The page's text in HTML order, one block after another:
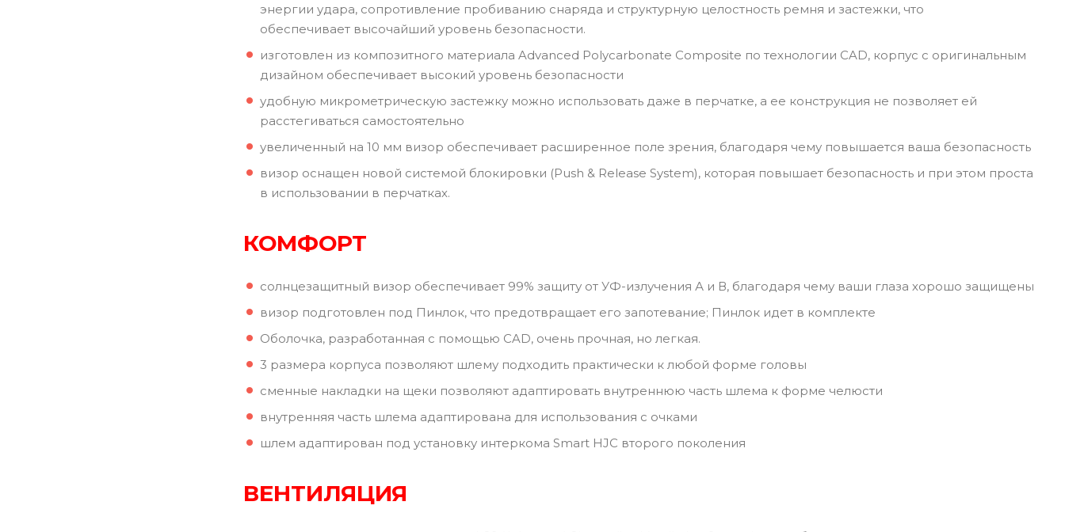
энергии удара, сопротивление пробиванию снаряда и структурную целостность ремня и застежки, что
обеспечивает высочайший уровень безопасности.
изготовлен из композитного материала Advanced Polycarbonate Composite по технологии CAD, корпус с оригинальным
дизайном обеспечивает высокий уровень безопасности
удобную микрометрическую застежку можно использовать даже в перчатке, а ее конструкция не позволяет ей
расстегиваться самостоятельно
увеличенный на 10 мм визор обеспечивает расширенное поле зрения, благодаря чему повышается ваша безопасность
визор оснащен новой системой блокировки (Push & Release System), которая повышает безопасность и при этом проста
в использовании в перчатках.
КОМФОРТ
солнцезащитный визор обеспечивает 99% защиту от УФ-излучения А и В, благодаря чему ваши глаза хорошо защищены
визор подготовлен под Пинлок, что предотвращает его запотевание; Пинлок идет в комплекте
Оболочка, разработанная с помощью CAD, очень прочная, но легкая.
3 размера корпуса позволяют шлему подходить практически к любой форме головы
сменные накладки на щеки позволяют адаптировать внутреннюю часть шлема к форме челюсти
внутренняя часть шлема адаптирована для использования с очками
шлем адаптирован под установку интеркома Smart HJC второго поколения
ВЕНТИЛЯЦИЯ